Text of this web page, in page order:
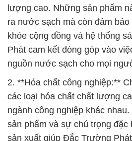
lượng cao. Những sản phẩm
ra nước sạch mà còn đảm
khỏe cộng đồng và hệ thống
Phát cam kết đóng góp vào
nguồn nước sạch cho mọi
2. **Hóa chất công nghiệp:**
các loại hóa chất chất lượng
ngành công nghiệp khác
sản phẩm và sự chú trọng đặc
sản xuất giúp Đắc Trường